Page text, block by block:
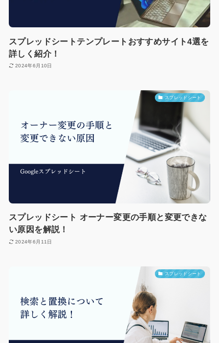
スプレッドシートテンプレートおすすめサイト4選を
詳しく紹介！
2024年6月10日
スプレッドシート
スプレッドシート オーナー変更の手順と変更できな
い原因を解説！
2024年6月11日
スプレッドシート